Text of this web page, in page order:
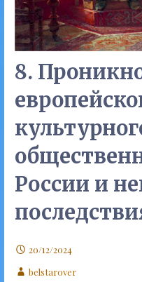
8.
России и
20/12/2024
belstarover